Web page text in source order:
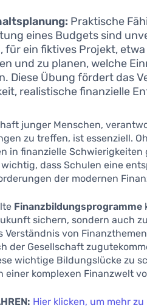
Praktische
eines Budgets sind
für ein fiktives Projekt,
und zu planen, welche
Diese Übung fördert das
realistische finanzielle
junger Menschen,
zu treffen, ist essenziell.
in finanzielle
wichtig, dass Schulen eine
der modernen
Finanzbildungsprogramme
sichern, sondern auch
Verständnis von
der Gesellschaft
wichtige Bildungslücke zu
einer komplexen Finanzwelt
Hier klicken, um mehr zu